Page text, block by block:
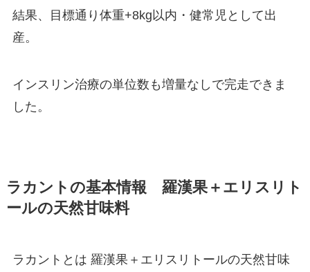
結果、目標通り体重+8kg以内・健常児として出
産。
インスリン治療の単位数も増量なしで完走できま
した。
ラカントの基本情報 羅漢果＋エリスリト
ールの天然甘味料
ラカントとは 羅漢果＋エリスリトールの天然甘味